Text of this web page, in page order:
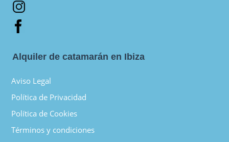
Alquiler de catamarán en Ibiza
Aviso Legal
Política de Privacidad
Política de Cookies
Términos y condiciones